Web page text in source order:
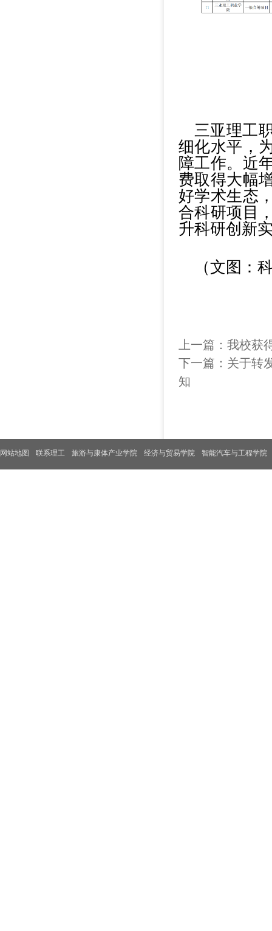
三亚理工
细化水平，
障工作。近
费取得大幅
好学术生态
合科研项目
升科研创新
（文图：
上一篇： 我校获
下一篇： 关于转
知
网站地图 联系理工 旅游与康体产业学院 经济与贸易学院 智能汽车与工程学院